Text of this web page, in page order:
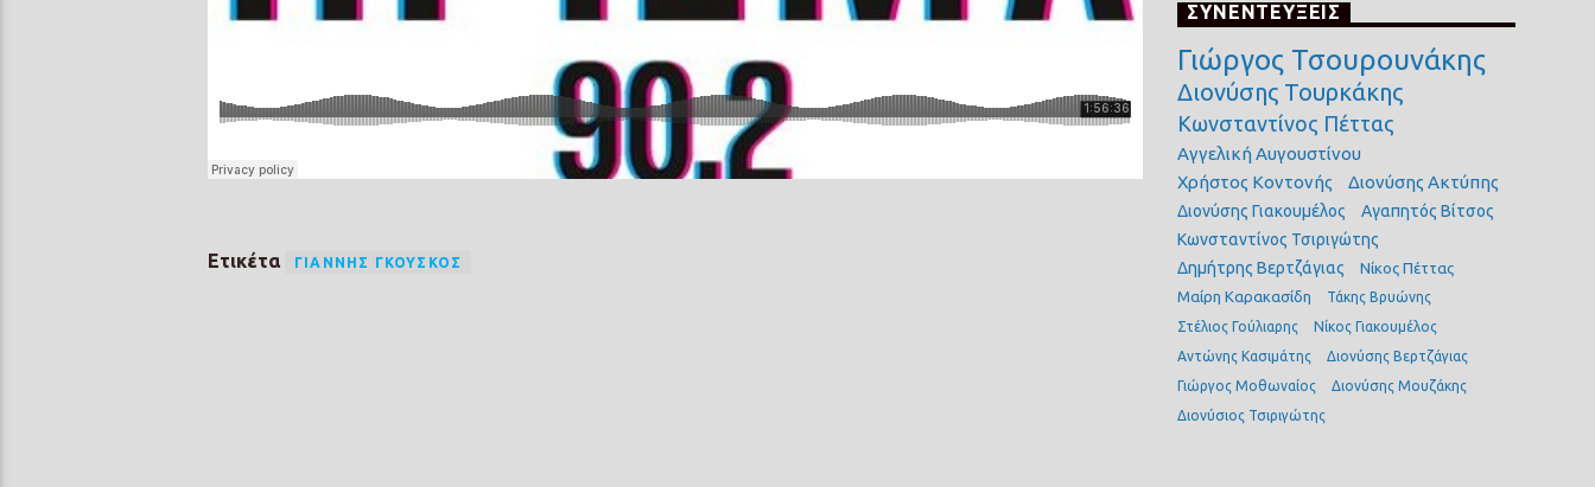
Ετικέτα ΓΙΆΝΝΗΣ ΓΚΟΎΣΚΟΣ
ΣΥΝΕΝΤΕΥΞΕΙΣ
Γιώργος Τσουρουνάκης
Διονύσης Τουρκάκης
Κωνσταντίνος Πέττας
Αγγελική Αυγουστίνου
Χρήστος Κοντονής
Διονύσης Ακτύπης
Διονύσης Γιακουμέλος
Αγαπητός Βίτσος
Κωνσταντίνος Τσιριγώτης
Δημήτρης Βερτζάγιας
Νίκος Πέττας
Μαίρη Καρακασίδη
Τάκης Βρυώνης
Στέλιος Γούλιαρης
Νίκος Γιακουμέλος
Αντώνης Κασιμάτης
Διονύσης Βερτζάγιας
Γιώργος Μοθωναίος
Διονύσης Μουζάκης
Διονύσιος Τσιριγώτης